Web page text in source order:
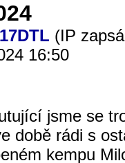
(IP
16:50
jsme se
době rádi s
kempu